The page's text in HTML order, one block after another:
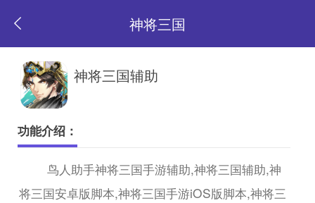
神将三国
返 神将三国辅助
功能介绍：
鸟人助手神将三国手游辅助,神将三国辅助,神
将三国安卓版脚本,神将三国手游iOS版脚本,神将三